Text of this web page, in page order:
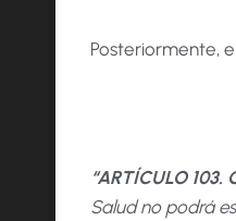
Posteriormente,
“ARTÍCULO 103.
Salud no podrá